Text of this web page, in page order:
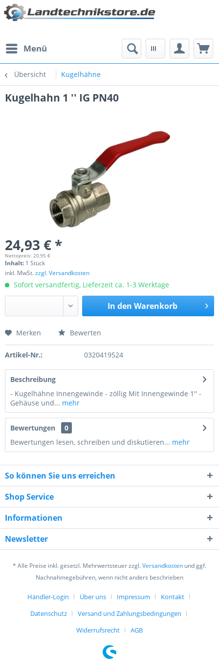
Menü
Übersicht Kugelhähne
Kugelhahn 1 '' IG PN40
24,93 € *
Nettopreis: 20,95 €
Inhalt: 1 Stück
inkl. MwSt.zzgl. Versandkosten
Sofort versandfertig, Lieferzeit ca. 1-3 Werktage
In den Warenkorb
Preis anfragen
10 * 8 = ?
Ich habe dieDatenschutzerklärunggelesen,
verstanden und stimme zu. *
Merken Bewerten
Artikel-Nr.: 0320419524
Beschreibung
- Kugelhähne Innengewinde - zöllig Mit Innengewinde 1'' -
Gehäuse und... mehr
Bewertungen
0
Bewertungen lesen, schreiben und diskutieren... mehr
So können Sie uns erreichen
Shop Service
Informationen
Newsletter
* Alle Preise inkl. gesetzl. Mehrwertsteuer zzgl.Versandkosten und ggf.
Nachnahmegebühren, wenn nicht anders beschrieben
Händler-Login Über uns Impressum
Kontakt
Datenschutz
Versand und Zahlungsbedingungen
Widerrufsrecht
AGB